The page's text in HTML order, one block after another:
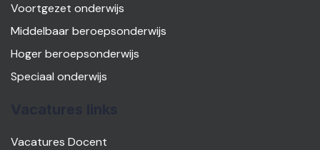
Voortgezet onderwijs
Middelbaar beroepsonderwijs
Hoger beroepsonderwijs
Speciaal onderwijs
Vacatures Docent